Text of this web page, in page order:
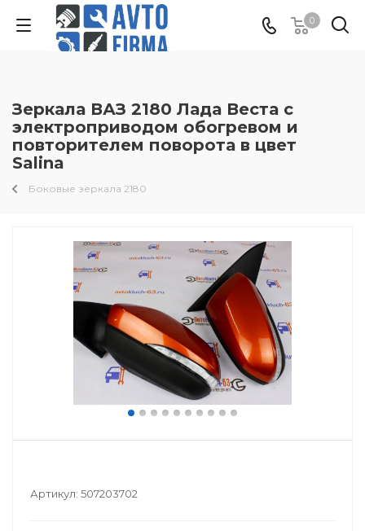
0
Зеркала ВАЗ 2180 Лада Веста с
электроприводом обогревом и
повторителем поворота в цвет
Salina
Боковые зеркала 2180
Артикул: 507203702